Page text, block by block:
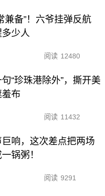
兼备”！六爷挂弹反航
少人
阅读 12480
“珍珠港除外”，撕开美
羞布
阅读 11432
巨响，这次差点把两场
锅粥！
阅读 9291